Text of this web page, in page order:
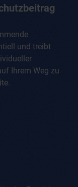
und treibt
Ihrem Weg zu